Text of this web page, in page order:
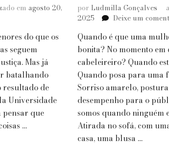
em agosto 20,
do que os
seguem
Mas já
batalhando
resultado de
Universidade
que
…
por Ludmilla Gonçalves
2025
Deixe um
Quando é que uma
bonita? No momento em
cabeleireiro? Quando
Quando posa para uma
Sorriso amarelo,
desempenho para o
somos quando ninguém
Atirada no sofá, com
casa, uma blusa …